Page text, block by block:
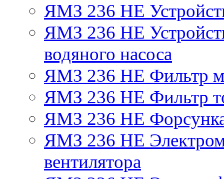
ЯМЗ 236 НЕ
ЯМЗ 236 НЕ
водяного насоса
ЯМЗ 236 НЕ Фильтр
ЯМЗ 236 НЕ Фильтр
ЯМЗ 236 НЕ
ЯМЗ 236 НЕ
вентилятора